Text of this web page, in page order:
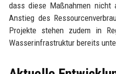
dass diese Maßnahmen nicht
Anstieg des
Projekte stehen zudem in
Wasserinfrastruktur bereits